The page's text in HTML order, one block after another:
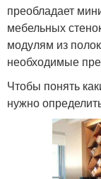
преобладает
мебельных
модулям из
необходимые
Чтобы понять
нужно